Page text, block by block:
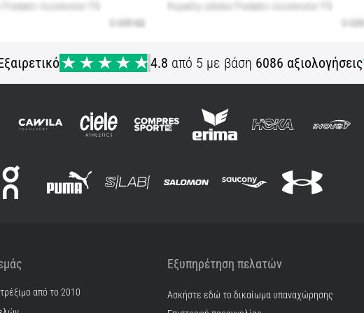
4.8 από 5 με βάση 6086 αξιολογήσεις
από το 2010
Εξυπηρέτηση πελατών
Ασκήστε εδώ το δικαίωμα υπαναχώρησης